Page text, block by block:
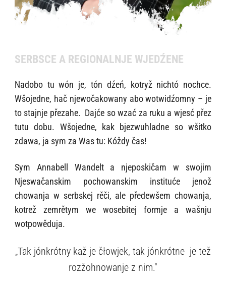
SERBSCE A REGIONALNJE WJEDŹENE
Nadobo tu wón je, tón dźeń, kotryž nichtó nochce.
Wšojedne, hač njewočakowany abo wotwidźomny – je
to stajnje přezahe. Dajće so wzać za ruku a wjesć přez
tutu dobu. Wšojedne, kak bjezwuhladne so wšitko
zdawa, ja sym za Was tu: Kóždy čas!
Sym Annabell Wandelt a njeposkičam w swojim
Njeswačanskim pochowanskim instituće jenož
chowanja w serbskej rěči, ale předewšem chowanja,
kotrež zemrětym we wosebitej formje a wašnju
wotpowěduja.
„Tak jónkrótny kaž je čłowjek, tak jónkrótne je tež
rozžohnowanje z nim.“